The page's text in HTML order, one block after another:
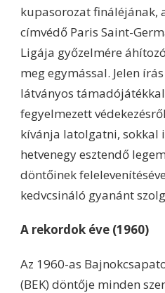
kupasorozat fináléjának,
címvédő Paris Saint-
Ligája győzelmére
meg egymással. Jelen
látványos
fegyelmezett
kívánja latolgatni, sokkal
hetvenegy esztendő
döntőinek
kedvcsináló gyanánt
A rekordok éve (1960)
Az 1960-as
(BEK) döntője minden